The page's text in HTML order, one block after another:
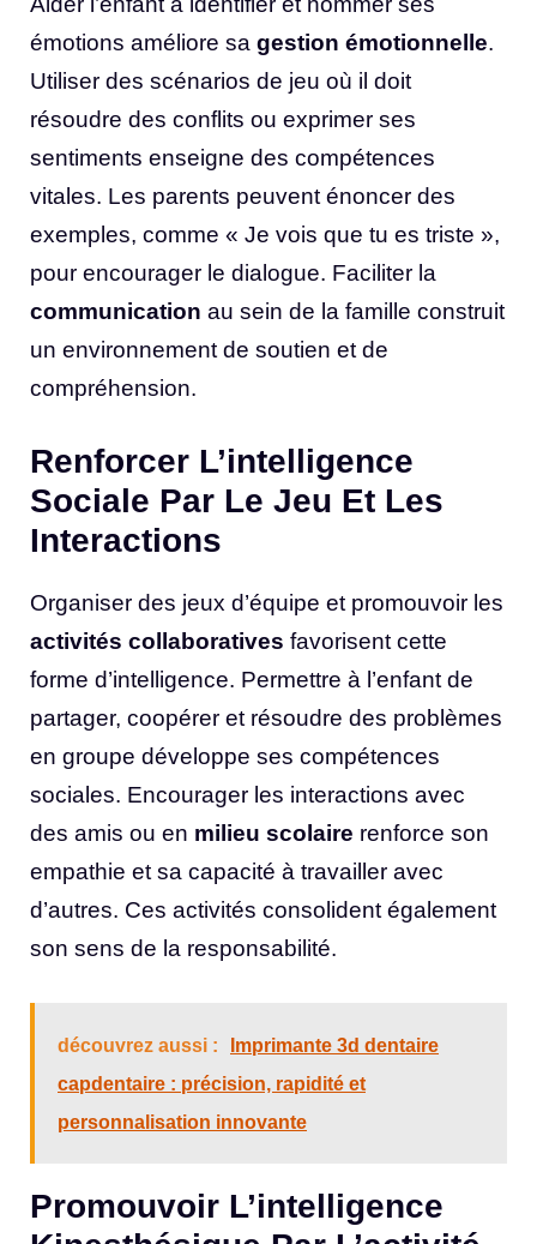
émotions améliore sa gestion émotionnelle.
Utiliser des scénarios de jeu où il doit
résoudre des conflits ou exprimer ses
sentiments enseigne des compétences
vitales. Les parents peuvent énoncer des
exemples, comme « Je vois que tu es triste »,
pour encourager le dialogue. Faciliter la
communication au sein de la famille construit
un environnement de soutien et de
compréhension.
Renforcer L’intelligence
Sociale Par Le Jeu Et Les
Interactions
Organiser des jeux d’équipe et promouvoir les
activités collaboratives favorisent cette
forme d’intelligence. Permettre à l’enfant de
partager, coopérer et résoudre des problèmes
en groupe développe ses compétences
sociales. Encourager les interactions avec
des amis ou en milieu scolaire renforce son
empathie et sa capacité à travailler avec
d’autres. Ces activités consolident également
son sens de la responsabilité.
découvrez aussi :
Imprimante 3d dentaire
capdentaire : précision, rapidité et
personnalisation innovante
Promouvoir L’intelligence